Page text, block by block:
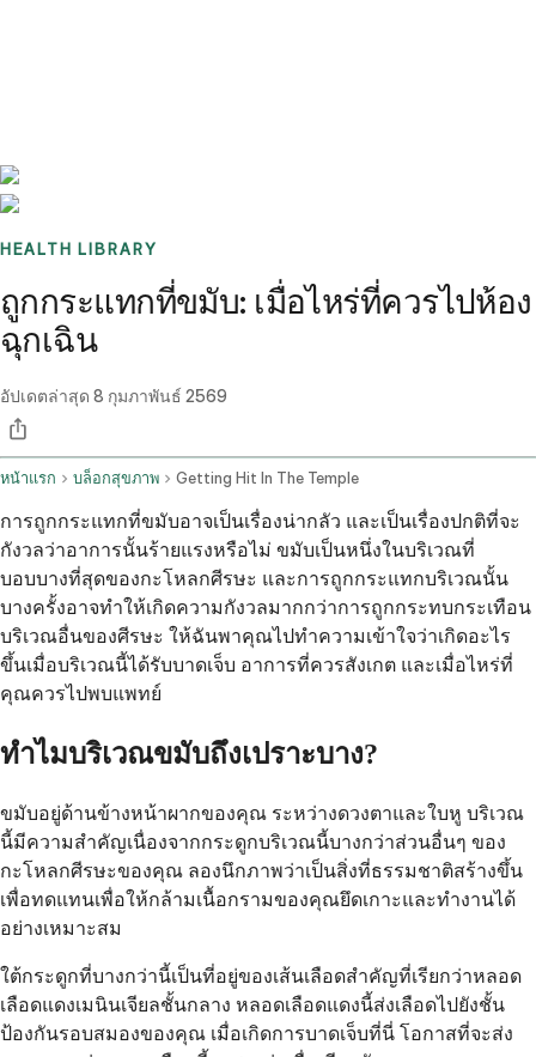
HEALTH LIBRARY
ถูกกระแทกที่ขมับ: เมื่อไหร่ที่ควรไปห้อง
ฉุกเฉิน
อัปเดตล่าสุด 8 กุมภาพันธ์ 2569
หน้าแรก บล็อกสุขภาพ Getting Hit In The Temple
การถูกกระแทกที่ขมับอาจเป็นเรื่องน่ากลัว และเป็นเรื่องปกติที่จะ
กังวลว่าอาการนั้นร้ายแรงหรือไม่ ขมับเป็นหนึ่งในบริเวณที่
บอบบางที่สุดของกะโหลกศีรษะ และการถูกกระแทกบริเวณนั้น
บางครั้งอาจทำให้เกิดความกังวลมากกว่าการถูกกระทบกระเทือน
บริเวณอื่นของศีรษะ ให้ฉันพาคุณไปทำความเข้าใจว่าเกิดอะไร
ขึ้นเมื่อบริเวณนี้ได้รับบาดเจ็บ อาการที่ควรสังเกต และเมื่อไหร่ที่
คุณควรไปพบแพทย์
ทำไมบริเวณขมับถึงเปราะบาง?
ขมับอยู่ด้านข้างหน้าผากของคุณ ระหว่างดวงตาและใบหู บริเวณ
นี้มีความสำคัญเนื่องจากกระดูกบริเวณนี้บางกว่าส่วนอื่นๆ ของ
กะโหลกศีรษะของคุณ ลองนึกภาพว่าเป็นสิ่งที่ธรรมชาติสร้างขึ้น
เพื่อทดแทนเพื่อให้กล้ามเนื้อกรามของคุณยึดเกาะและทำงานได้
อย่างเหมาะสม
ใต้กระดูกที่บางกว่านี้เป็นที่อยู่ของเส้นเลือดสำคัญที่เรียกว่าหลอด
เลือดแดงเมนินเจียลชั้นกลาง หลอดเลือดแดงนี้ส่งเลือดไปยังชั้น
ป้องกันรอบสมองของคุณ เมื่อเกิดการบาดเจ็บที่นี่ โอกาสที่จะส่ง